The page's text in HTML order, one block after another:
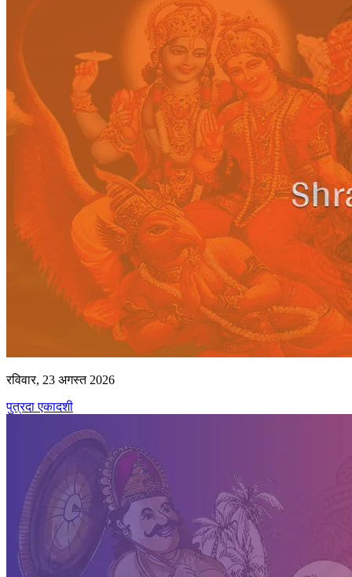
रविवार, 23 अगस्त 2026
पुत्रदा एकादशी